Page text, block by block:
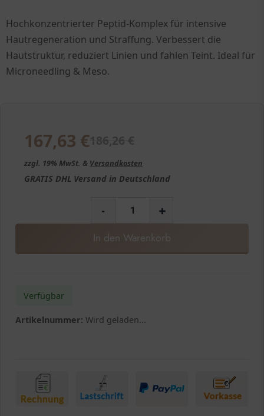
Hochkonzentrierter Peptid-Komplex für intensive
Hautregeneration und Straffung. Verbessert die
Hautstruktur, reduziert Linien und fahlen Teint. Ideal für
Microneedling & Meso.
167,63 €
zzgl. 19% MwSt. & Versandkosten
GRATIS DHL Versand in Deutschland
- +
In den Warenkorb
Verfügbar
Artikelnummer: Wird geladen...